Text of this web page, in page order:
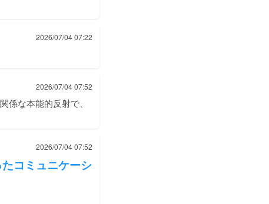
2026/07/04 07:22
2026/07/04 07:52
係な本能的反射で、
2026/07/04 07:52
コミュニケーシ